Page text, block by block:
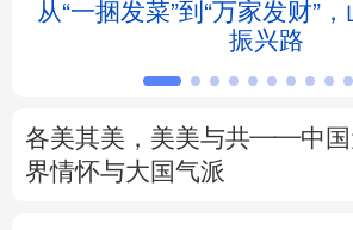
四川 贵州
从“一捆发菜”到“万家发财”
振兴路
各美其美，美美与共——中国
界情怀与大国气派